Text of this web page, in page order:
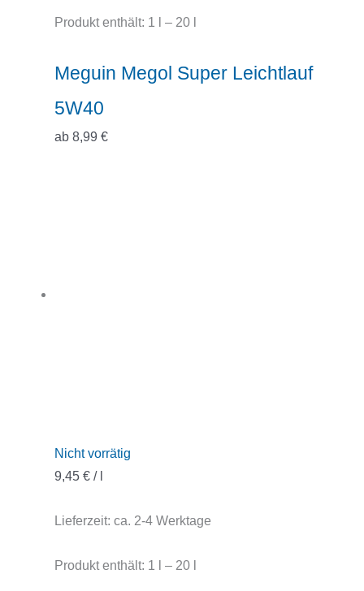
Produkt enthält: 1 – 20
Meguin Megol Super Leichtlauf
5W40
ab 8,99 €
Nicht vorrätig
9,45 €/
Lieferzeit: ca. 2-4 Werktage
Produkt enthält: 1 – 20